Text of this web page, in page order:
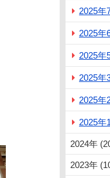
2025年
2025年
2025年
2025年
2025年
2025年
2024年
2023年